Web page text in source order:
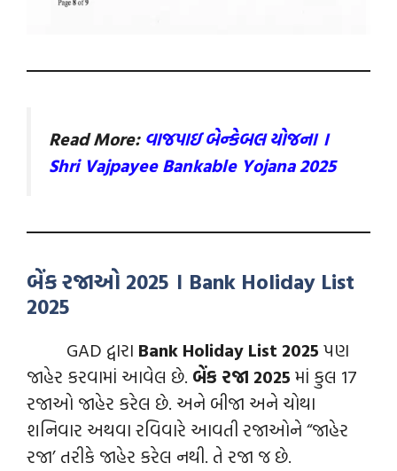
Read More: વાજપાઇ બેન્કેબલ યોજના ।
Shri Vajpayee Bankable Yojana 2025
બેંક રજાઓ 2025 । Bank Holiday List
2025
GAD દ્વારા Bank Holiday List 2025 પણ
જાહેર કરવામાં આવેલ છે. બેંક રજા 2025 માં કુલ 17
રજાઓ જાહેર કરેલ છે. અને બીજા અને ચોથા
શનિવાર અથવા રવિવારે આવતી રજાઓને “જાહેર
રજા’ તરીકે જાહેર કરેલ નથી. તે રજા જ છે.